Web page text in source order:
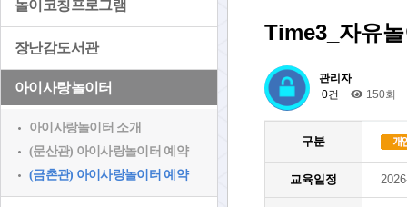
놀이코칭프로그램
장난감도서관
아이사랑놀이터
아이사랑놀이터 소개
(문산관) 아이사랑놀이터 예약
(금촌관) 아이사랑놀이터 예약
Time3_자유
관리자
0건
150회
구분
교육일정